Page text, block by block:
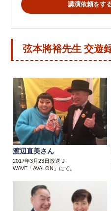
講演依頼をす
弦本將裕先生 交遊
渡辺直美さん
2017年3月23日放送 J-
WAVE「AVALON」にて。